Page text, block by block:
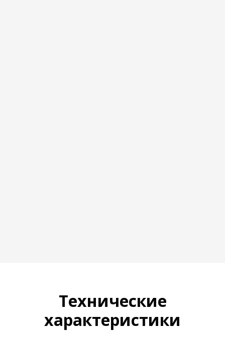
Технические
характеристики